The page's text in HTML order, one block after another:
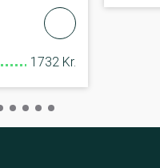
1732 Kr.